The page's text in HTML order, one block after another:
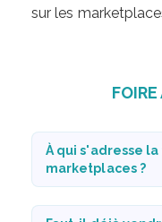
sur les
À qui s'adresse
marketplaces ?